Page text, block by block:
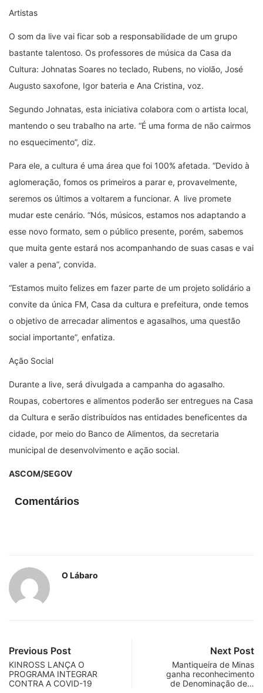
Artistas
O som da live vai ficar sob a responsabilidade de um grupo
bastante talentoso. Os professores de música da Casa da
Cultura: Johnatas Soares no teclado, Rubens, no violão, José
Augusto saxofone, Igor bateria e Ana Cristina, voz.
Segundo Johnatas, esta iniciativa colabora com o artista local,
mantendo o seu trabalho na arte. “É uma forma de não cairmos
no esquecimento”, diz.
Para ele, a cultura é uma área que foi 100% afetada. “Devido à
aglomeração, fomos os primeiros a parar e, provavelmente,
seremos os últimos a voltarem a funcionar. A live promete
mudar este cenário. “Nós, músicos, estamos nos adaptando a
esse novo formato, sem o público presente, porém, sabemos
que muita gente estará nos acompanhando de suas casas e vai
valer a pena”, convida.
“Estamos muito felizes em fazer parte de um projeto solidário a
convite da única FM, Casa da cultura e prefeitura, onde temos
o objetivo de arrecadar alimentos e agasalhos, uma questão
social importante”, enfatiza.
Ação Social
Durante a live, será divulgada a campanha do agasalho.
Roupas, cobertores e alimentos poderão ser entregues na Casa
da Cultura e serão distribuídos nas entidades beneficentes da
cidade, por meio do Banco de Alimentos, da secretaria
municipal de desenvolvimento e ação social.
ASCOM/SEGOV
Comentários
O Lábaro
Previous Post
KINROSS LANÇA O
PROGRAMA INTEGRAR
CONTRA A COVID-19
Next Post
Mantiqueira de Minas
ganha reconhecimento
de Denominação de…